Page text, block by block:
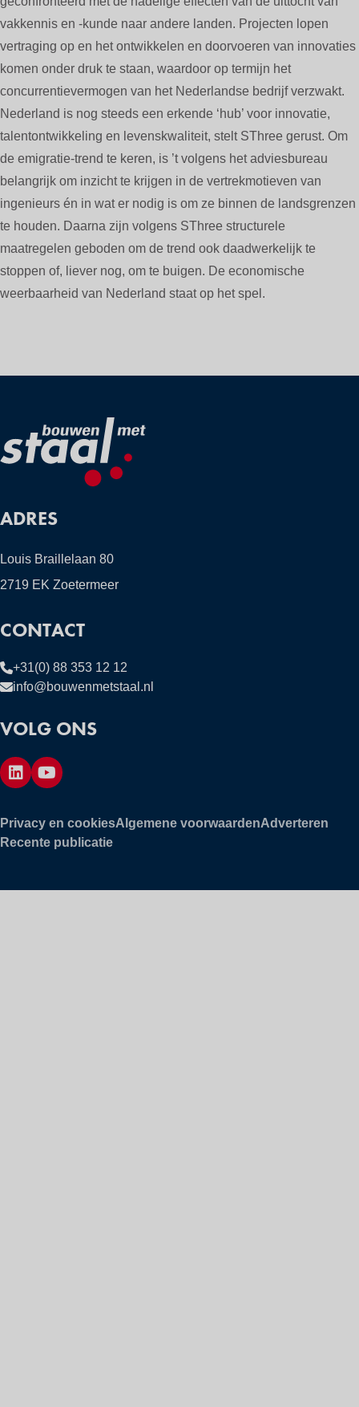
vakkennis en -kunde naar andere landen. Projecten lopen
vertraging op en het ontwikkelen en doorvoeren van innovaties
komen onder druk te staan, waardoor op termijn het
concurrentievermogen van het Nederlandse bedrijf verzwakt.
Nederland is nog steeds een erkende ‘hub’ voor innovatie,
talentontwikkeling en levenskwaliteit, stelt SThree gerust. Om
de emigratie-trend te keren, is ’t volgens het adviesbureau
belangrijk om inzicht te krijgen in de vertrekmotieven van
ingenieurs én in wat er nodig is om ze binnen de landsgrenzen
te houden. Daarna zijn volgens SThree structurele
maatregelen geboden om de trend ook daadwerkelijk te
stoppen of, liever nog, om te buigen. De economische
weerbaarheid van Nederland staat op het spel.
ADRES
Louis Braillelaan 80
2719 EK Zoetermeer
CONTACT
+31(0) 88 353 12 12
info@bouwenmetstaal.nl
VOLG ONS
Privacy en cookiesAlgemene voorwaardenAdverteren
Recente publicatie